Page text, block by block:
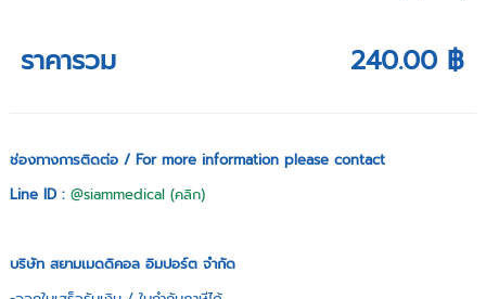
ราคารวม 240.00 ฿
ช่องทางการติดต่อ / For more information please contact
Line ID :@siammedical (คลิก)
บริษัท สยามเมดดิคอล อิมปอร์ต จำกัด